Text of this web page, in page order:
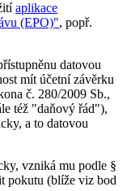
aplikace
(EPO)", popř.
datovou
mít účetní závěrku
č. 280/2009 Sb.,
též "daňový řád"),
a to datovou
vzniká mu podle §
pokutu (blíže viz bod